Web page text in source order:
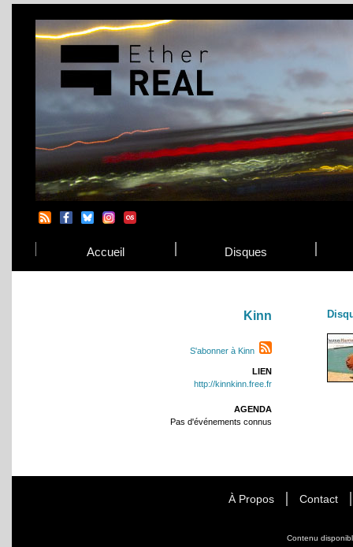
Accueil Disques
Kinn
S'abonner à Kinn
LIEN
http://kinnkinn.free.fr
AGENDA
Pas d'événements connus
À Propos Contact
Contenu